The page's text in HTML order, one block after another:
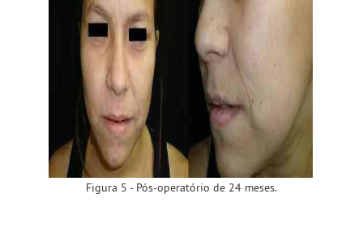
Figura 5 - Pós-operatório de 24 meses.